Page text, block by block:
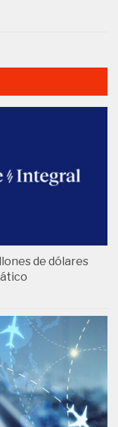
de dólares